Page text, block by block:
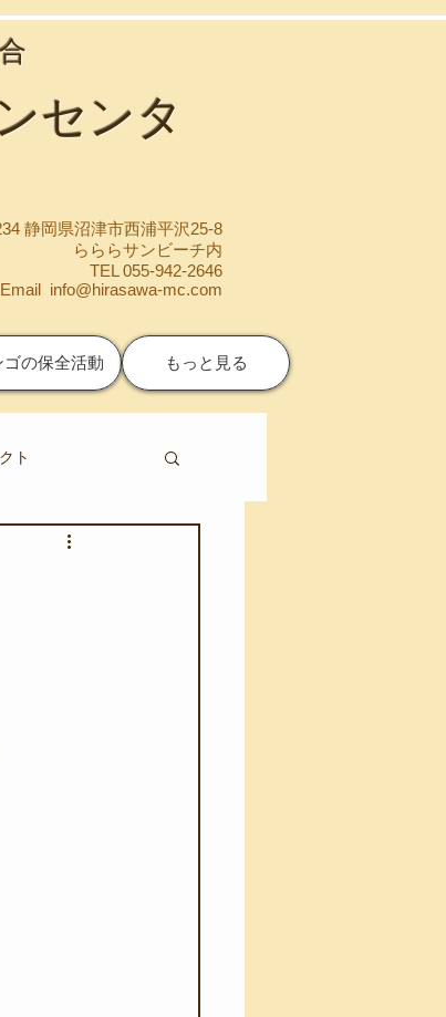
センタ
静岡県沼津市西浦平沢25-8
らららサンビーチ内
TEL 055-942-2646
Email info@hirasawa-mc.com
ゴの保全活動 もっと見る
ト
モク養殖実験